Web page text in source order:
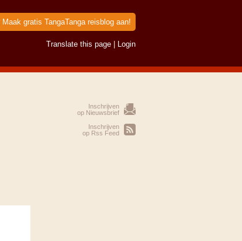
gratis TangaTanga reisblog aan!
Translate this page Login
Inschrijven
op Nieuwsbrief
Inschrijven
op Rss Feed